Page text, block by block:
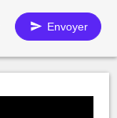
Envoyer